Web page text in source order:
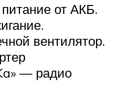
от АКБ.
вентилятор.
— радио